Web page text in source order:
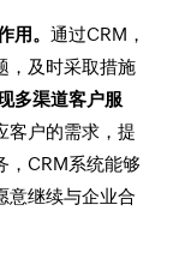
用。通过CRM，
，及时采取措施
多渠道客户服
客户的需求，提
，CRM系统能够
意继续与企业合